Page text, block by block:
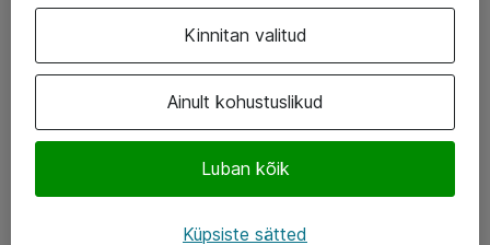
Facebook
Ainult kohustuslikud
Luban kõik
Kinnitan valitud
Küpsiste sätted